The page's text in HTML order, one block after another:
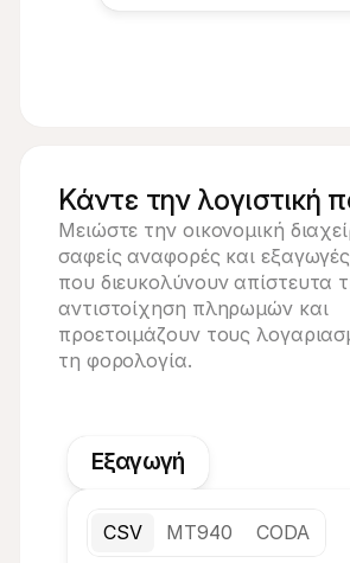
Κάντε την λογιστική
Μειώστε την οικονομική
σαφείς αναφορές και
που διευκολύνουν απίστευτα
αντιστοίχηση πληρωμών και
προετοιμάζουν τους
τη φορολογία.
Εξαγωγή
CSV MT940 CODA